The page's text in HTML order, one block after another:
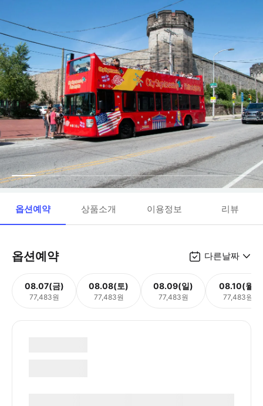
옵션예약 상품소개 이용정보 리뷰
옵션예약 다른날짜
08.07(금)
77,483원
08.08(토)
77,483원
08.09(일)
77,483원
08.10(월)
77,483원